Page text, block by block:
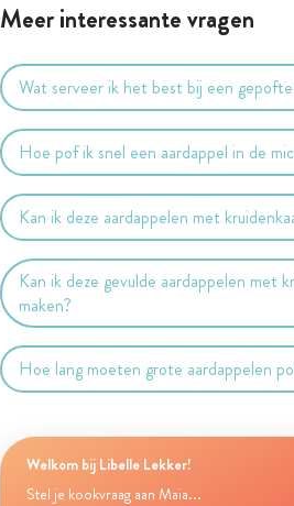
Meer interessante vragen
Wat serveer ik het best bij een
Hoe pof ik snel een aardappel in de
Kan ik deze aardappelen met
Kan ik deze gevulde aardappelen met
maken?
Hoe lang moeten grote aardappelen
Welkom bij Libelle Lekker!
Stel je kookvraag aan Maia...